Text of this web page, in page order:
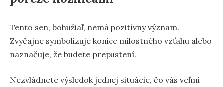
Tento sen, bohužiaľ, nemá pozitívny význam.
Zvyčajne symbolizuje koniec milostného vzťahu alebo
naznačuje, že budete prepustení.
Nezvládnete výsledok jednej situácie, čo vás veľmi